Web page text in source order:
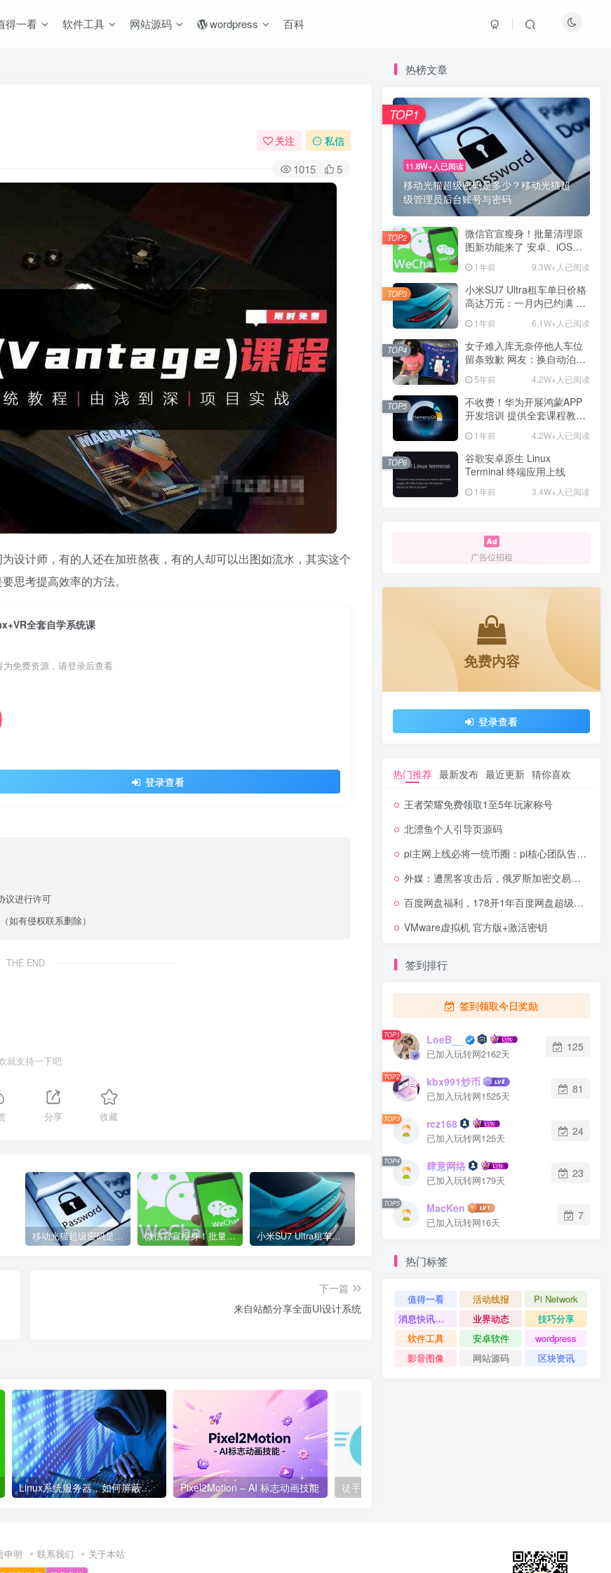
得一看 软件工具 网站源码 wordpress 百科
关注 私信
1015 5
设计师，有的人还在加班熬夜，有的人却可以出图如流水，其实这个
思考提高效率的方法。
全套自学系统课
为免费资源，请登录后查看
登录查看
议进行许可
如有侵权联系删除）
THE END
就支持一下吧
分享 收藏
移动光猫超级密码是多少？移动光猫超级管理员后台账号与密码 微信官宣瘦身！批量清理原图新功能来了 安卓、iOS均可使用 小米SU7 Ultra租车单日价格高达万元：一月内已约满 预计一年回本
下一篇
来自站酷分享全面UI设计系统
Linux系统服务器，如何屏蔽国外IP访问及进行简单的防CC攻击拦截？ Pixel2Motion – AI 标志动画技能
热榜文章
11.8W+人已阅读
移动光猫超级密码是多少？移动光猫超
级管理员后台账号与密码
TOP1
微信官宣瘦身！批量清理原
图新功能来了 安卓、iOS均
1年前 9.3W+人已阅读
TOP2
小米SU7 Ultra租车单日价格
高达万元：一月内已约满 预
1年前 6.1W+人已阅读
TOP3
女子难入库无奈停他人车位
留条致歉 网友：换自动泊车
5年前 4.2W+人已阅读
TOP4
不收费！华为开展鸿蒙APP
开发培训 提供全套课程教学
1年前 4.2W+人已阅读
TOP5
谷歌安卓原生 Linux
Terminal 终端应用上线
1年前 3.4W+人已阅读
TOP6
广告位招租
免费内容
登录查看
热门推荐 最新发布 最近更新 猜你喜欢
王者荣耀免费领取1至5年玩家称号
北漂鱼个人引导页源码
pi主网上线必将一统币圈：pi核心团队告诉世界pi超越了比特币以太坊！
外媒：遭黑客攻击后，俄罗斯加密交易所 Livecoin 关闭
百度网盘福利，178开1年百度网盘超级会员
VMware虚拟机 官方版+激活密钥
签到排行
签到领取今日奖励
TOP1 LoeB__
已加入玩转网2162天
125
TOP2 kbx991炒币
已加入玩转网1525天
81
TOP3 rcz168
已加入玩转网125天
24
TOP4 肆意网络
已加入玩转网179天
23
TOP5 MacKen
已加入玩转网16天
7
热门标签
值得一看 活动线报
Pi Network
消息快讯查看更多 》》
业界动态
技巧分享
软件工具
安卓软件
wordpress
影音图像
网站源码 区块资讯
申明 联系我们 关于本站